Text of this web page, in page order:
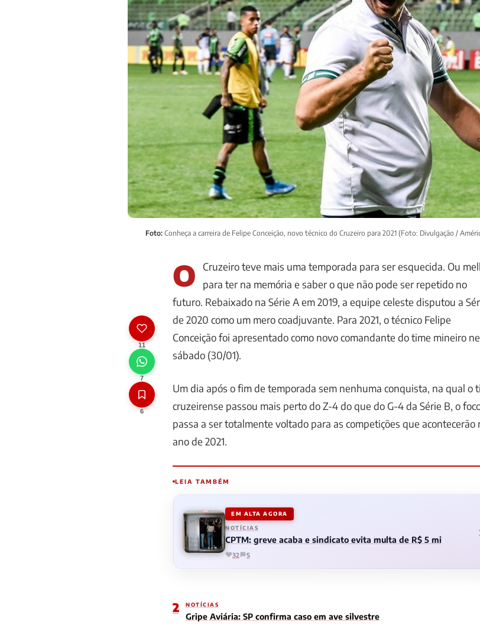
Foto: Conheça a carreira de Felipe Conceição, novo técnico do Cruzeiro para 2021 (Foto: Divulgação /
11
7
6
O
Cruzeiro teve mais uma temporada para ser esquecida. Ou
para ter na memória e saber o que não pode ser repetido no
futuro. Rebaixado na Série A em 2019, a equipe celeste disputou a
de 2020 como um mero coadjuvante. Para 2021, o técnico Felipe
Conceição foi apresentado como novo comandante do time mineiro
sábado (30/01).
Um dia após o fim de temporada sem nenhuma conquista, na qual o
cruzeirense passou mais perto do Z-4 do que do G-4 da Série B, o
passa a ser totalmente voltado para as competições que acontecerão
ano de 2021.
LEIA TAMBÉM
EM ALTA AGORA
NOTÍCIAS
CPTM: greve acaba e sindicato evita multa de R$ 5 mi
32 5
2 NOTÍCIAS
Gripe Aviária: SP confirma caso em ave silvestre